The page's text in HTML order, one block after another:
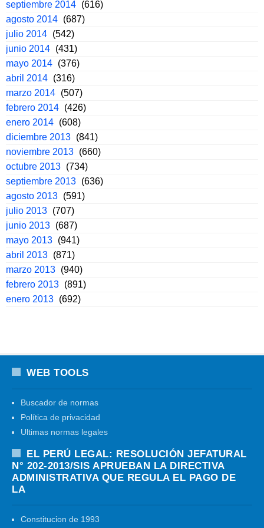
septiembre 2014 (616)
agosto 2014 (687)
julio 2014 (542)
junio 2014 (431)
mayo 2014 (376)
abril 2014 (316)
marzo 2014 (507)
febrero 2014 (426)
enero 2014 (608)
diciembre 2013 (841)
noviembre 2013 (660)
octubre 2013 (734)
septiembre 2013 (636)
agosto 2013 (591)
julio 2013 (707)
junio 2013 (687)
mayo 2013 (941)
abril 2013 (871)
marzo 2013 (940)
febrero 2013 (891)
enero 2013 (692)
WEB TOOLS
Buscador de normas
Política de privacidad
Ultimas normas legales
EL PERÚ LEGAL: RESOLUCIÓN JEFATURAL
N° 202-2013/SIS APRUEBAN LA DIRECTIVA
ADMINISTRATIVA QUE REGULA EL PAGO DE
LA
Constitucion de 1993